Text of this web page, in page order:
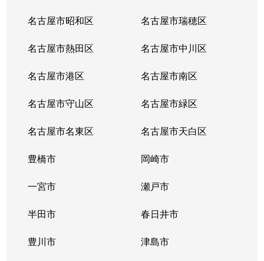
名古屋市昭和区 名古屋市瑞穂区
名古屋市熱田区 名古屋市中川区
名古屋市港区 名古屋市南区
名古屋市守山区 名古屋市緑区
名古屋市名東区 名古屋市天白区
豊橋市 岡崎市
一宮市 瀬戸市
半田市 春日井市
豊川市 津島市